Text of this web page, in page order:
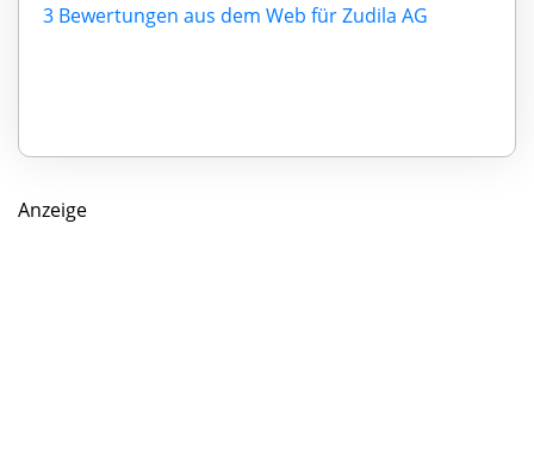
3 Bewertungen aus dem Web für Zudila AG
Anzeige